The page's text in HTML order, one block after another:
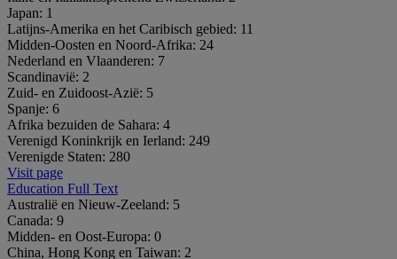
Japan: 1
Latijns-Amerika en het Caribisch gebied: 11
Midden-Oosten en Noord-Afrika: 24
Nederland en Vlaanderen: 7
Scandinavië: 2
Zuid- en Zuidoost-Azië: 5
Spanje: 6
Afrika bezuiden de Sahara: 4
Verenigd Koninkrijk en Ierland: 249
Verenigde Staten: 280
Visit page
Education Full Text
Australië en Nieuw-Zeeland: 5
Canada: 9
Midden- en Oost-Europa: 0
China, Hong Kong en Taiwan: 2